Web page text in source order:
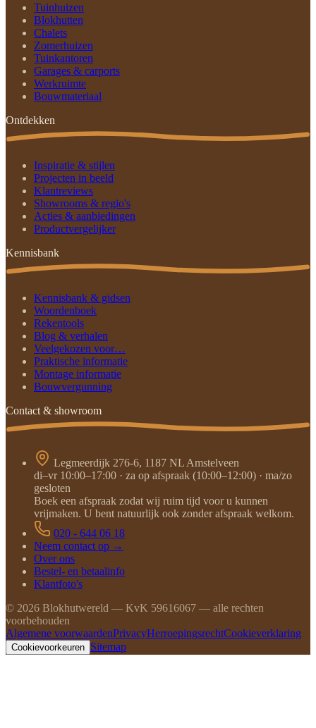
Tuinhuizen
Blokhutten
Chalets
Zomerhuizen
Tuinkantoren
Garages & carports
Werkruimte
Bouwmateriaal
Ontdekken
Inspiratie & stijlen
Projecten in beeld
Klantreviews
Showrooms & regio's
Acties & aanbiedingen
Productvergelijker
Kennisbank
Kennisbank & gidsen
Woordenboek
Rekentools
Blog & verhalen
Veelgekozen voor…
Praktische informatie
Montage informatie
Bouwvergunning
Contact & showroom
Legmeerdijk 276-6, 1187 NL Amstelveen
di–vr 10:00–17:00 · za op afspraak (10:00–12:00) · ma/zo
gesloten
Boek een afspraak zodat wij ruim tijd voor u kunnen
vrijmaken. U bent natuurlijk ook zonder afspraak welkom.
020 - 644 06 18
Neem contact op →
Over ons
Bestel- en betaalinfo
Klantfoto's
© 2026 Blokhutwereld — KvK 59616067 — alle rechten
voorbehouden
Algemene voorwaardenPrivacyHerroepingsrechtCookieverklaring
Cookievoorkeuren Sitemap